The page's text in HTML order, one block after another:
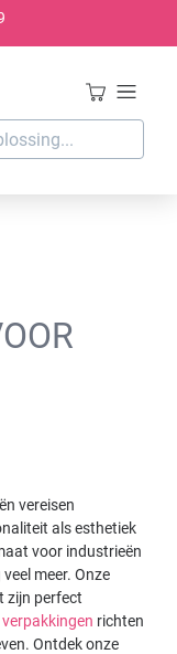
vereisen
als esthetiek
voor industrieën
meer. Onze
zijn perfect
richten
Ontdek onze